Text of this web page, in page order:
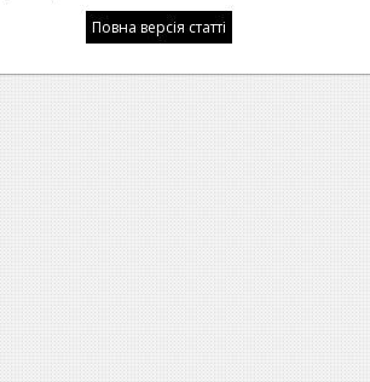
Повна версія статті